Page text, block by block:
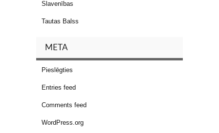
Slavenības
Tautas Balss
META
Pieslēgties
Entries feed
Comments feed
WordPress.org